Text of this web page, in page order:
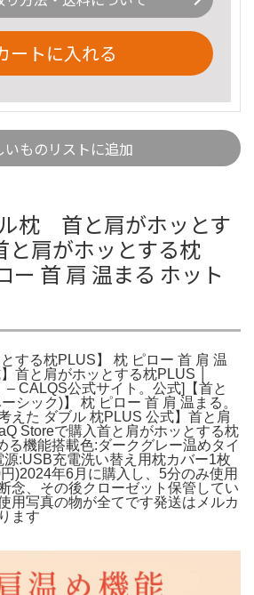
ートに入れる
いものリストに追加
枕 首と肩がホッとす
と肩がホッとする枕
ー 首 肩 温まる ホット
する枕PLUS】 枕 ピロー 首 肩 温
首と肩がホッとする枕PLUS │
– CALQS公式サイト。公式]【首と
シック)】 枕 ピロー 首 肩 温まる。
えた ダブル 枕PLUS 公式】首と肩
Storeで購入首と肩がホッとする枕
る機能搭載色:ダークグレー温めタイ
:USB充電洗い替え用枕カバー1枚
)2024年6月に購入し、5分のみ使用
念、その後クローゼット保管してい
用写真の物が全てです発送はメルカ
ます